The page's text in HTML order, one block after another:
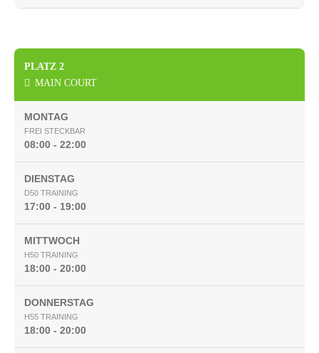
PLATZ 2
MAIN COURT
MONTAG
FREI STECKBAR
08:00 - 22:00
DIENSTAG
D50 TRAINING
17:00 - 19:00
MITTWOCH
H50 TRAINING
18:00 - 20:00
DONNERSTAG
H55 TRAINING
18:00 - 20:00